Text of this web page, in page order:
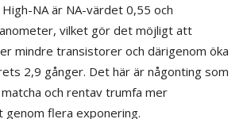
NA är NA-värdet 0,55 och
vilket gör det möjligt att
mindre transistorer och därigenom öka
2,9 gånger. Det här är någonting som
och rentav trumfa mer
flera exponering.